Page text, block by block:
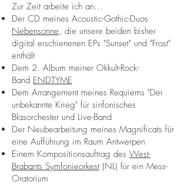
Zur Zeit arbeite ich an...
Der CD meines Acoustic-Gothic-Duos
Nebensonne, die unsere beiden bisher
digital erschienenen EPs "Sunset" und "Frost"
enthält
Dem 2. Album meiner Okkult-Rock-
Band ENDTYME
Dem Arrangement meines Requiems "Der
unbekannte Krieg" für sinfonisches
Blasorchester und Live-Band
Der Neubearbeitung meines Magnificats für
eine Aufführung im Raum Antwerpen
Einem Kompositionsauftrag des West-
Brabants Symfonieorkest (NL) für ein Mess-
Oratorium